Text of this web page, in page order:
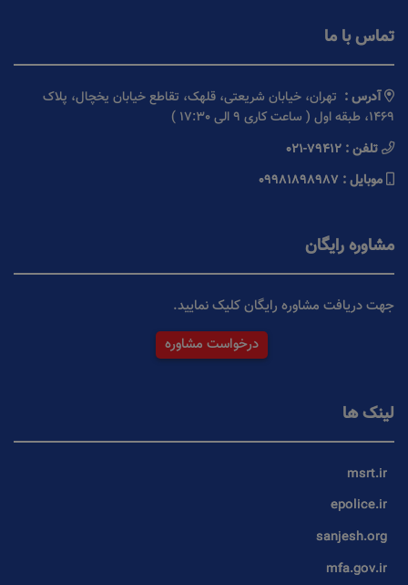
تماس با ما
آدرس : تهران، خیابان شریعتی، قلهک، تقاطع خیابان یخچال، پلاک
1469، طبقه اول ( ساعت کاری 9 الی 17:30 )
تلفن : 021-79412
موبایل : 09981898987
مشاوره رایگان
جهت دریافت مشاوره رایگان کلیک نمایید.
درخواست مشاوره
لینک ها
msrt.ir
epolice.ir
sanjesh.org
mfa.gov.ir